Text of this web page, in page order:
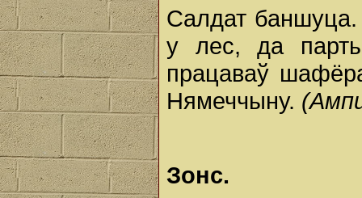
Салдат баншуца.
у лес, да
працаваў
Нямеччыну.
Зонс.